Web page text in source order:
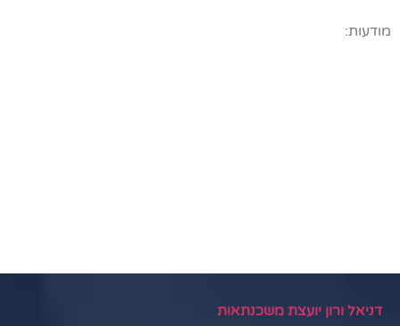
מודעות:
דניאל ורון יועצת משכנתאות